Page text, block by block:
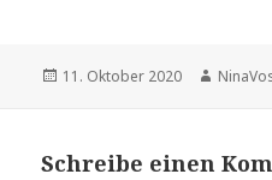
Veröffentlicht
11. Oktober 2020 Autor
Schreibe einen